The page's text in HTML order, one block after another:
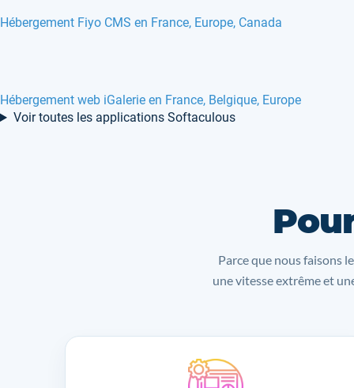
Hébergement Fiyo CMS en France, Europe, Canada
Hébergement web iGalerie en France, Belgique, Europe
Voir toutes les applications Softaculous
Parce que nous faisons
une vitesse extrême et